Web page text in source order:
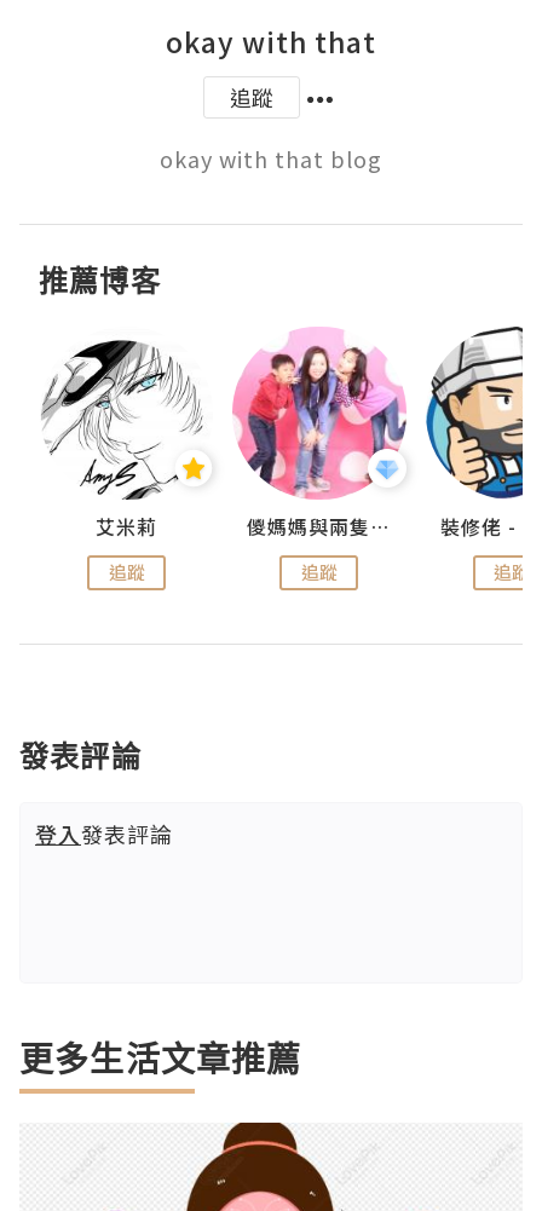
okay with that
追蹤
okay with that blog
推薦博客
艾米莉
追蹤
儍媽媽與兩隻小魔怪之家
追蹤 追蹤
發表評論
登入發表評論
更多生活文章推薦